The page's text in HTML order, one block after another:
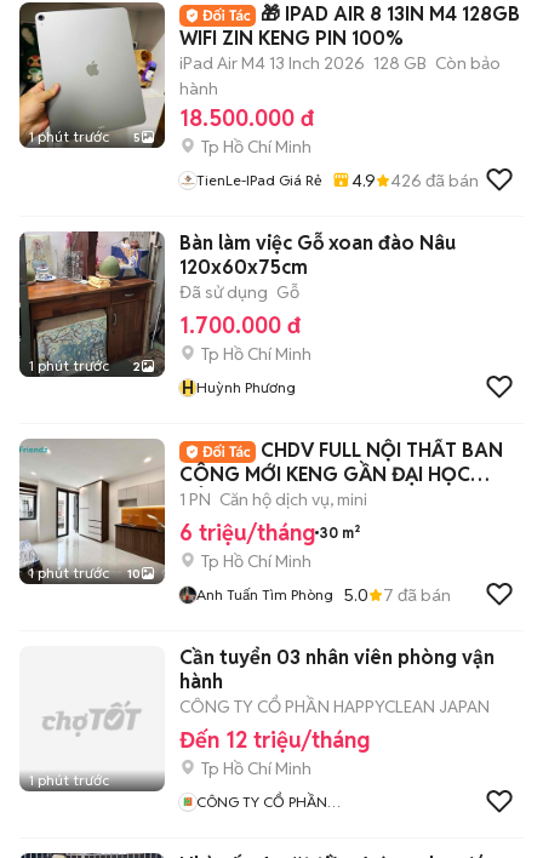
1 phút trước 5
🎁 IPAD AIR 8 13IN M4 128GB
WIFI ZIN KENG PIN 100%
iPad Air M4 13 Inch 2026 128 GB Còn bảo
hành
18.500.000 đ
Tp Hồ Chí Minh
TienLe-IPad Giá Rẻ 4.9 426 đã bán
1 phút trước 2
Bàn làm việc Gỗ xoan đào Nâu
120x60x75cm
Đã sử dụng Gỗ
1.700.000 đ
Tp Hồ Chí Minh
HHuỳnh Phương
1 phút trước 10
CHDV FULL NỘI THẤT BAN
CÔNG MỚI KENG GẦN ĐẠI HỌC
CÔNG NGHIỆP
1 PN Căn hộ dịch vụ, mini
6 triệu/tháng 30 m²
Tp Hồ Chí Minh
Anh Tuấn Tìm Phòng 5.0 7 đã bán
1 phút trước
Cần tuyển 03 nhân viên phòng vận
hành
CÔNG TY CỔ PHẦN HAPPYCLEAN JAPAN
Đến 12 triệu/tháng
Tp Hồ Chí Minh
CÔNG TY CỔ PHẦN